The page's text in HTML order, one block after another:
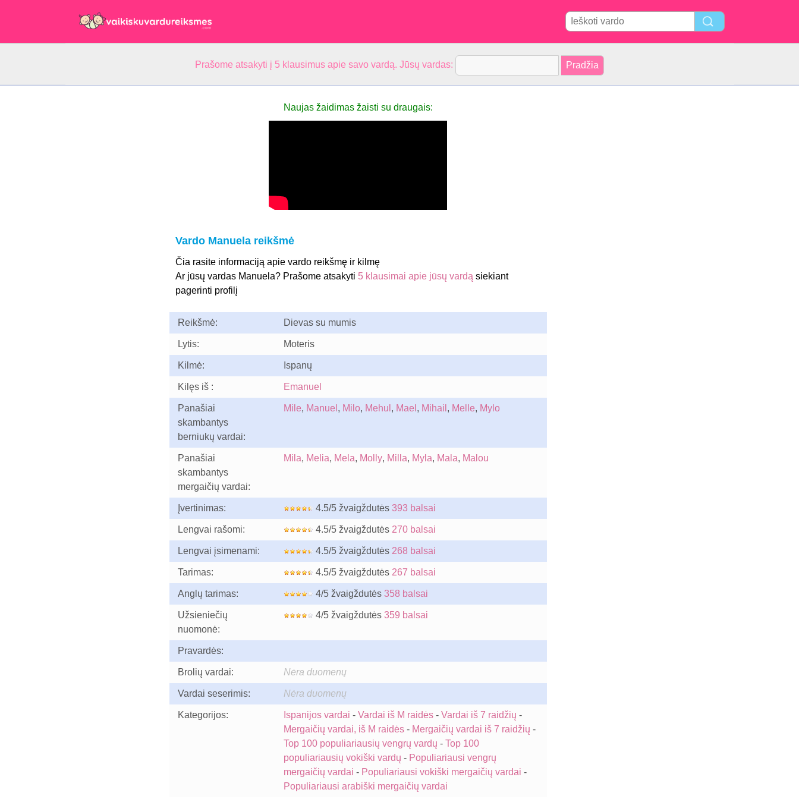
Prašome atsakyti į 5 klausimus apie savo vardą. Jūsų vardas:
Naujas žaidimas žaisti su draugais:
Vardo Manuela reikšmė
Čia rasite informaciją apie vardo reikšmę ir kilmę
Ar jūsų vardas Manuela? Prašome atsakyti 5 klausimai apie jūsų vardą siekiant
pagerinti profilį
Reikšmė: Dievas su mumis
Lytis: Moteris
Kilmė: Ispanų
Kilęs iš : Emanuel
Panašiai
skambantys
berniukų vardai:
Mile, Manuel , Milo, Mehul , Mael , Mihail , Melle, Mylo
Panašiai
skambantys
mergaičių vardai:
Mila, Melia, Mela, Molly, Milla, Myla, Mala, Malou
Įvertinimas: 4.5/5 žvaigždutės 393 balsai
Lengvai rašomi: 4.5/5 žvaigždutės 270 balsai
Lengvai įsimenami: 4.5/5 žvaigždutės 268 balsai
Tarimas: 4.5/5 žvaigždutės 267 balsai
Anglų tarimas: 4/5 žvaigždutės 358 balsai
Užsieniečių
nuomonė:
4/5 žvaigždutės 359 balsai
Pravardės:
Brolių vardai: Nėra duomenų
Vardai seserimis: Nėra duomenų
Kategorijos: Ispanijos vardai - Vardai iš M raidės- Vardai iš 7 raidžių -
Mergaičių vardai, iš M raidės- Mergaičių vardai iš 7 raidžių -
Top 100 populiariausių vengrų vardų - Top 100
populiariausių vokiški vardų - Populiariausi vengrų
mergaičių vardai - Populiariausi vokiški mergaičių vardai -
Populiariausi arabiški mergaičių vardai